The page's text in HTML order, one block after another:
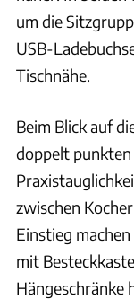
um die
USB-
Tischnähe.
Beim Blick auf
doppelt
zwischen
Einstieg
mit
Hängeschränke